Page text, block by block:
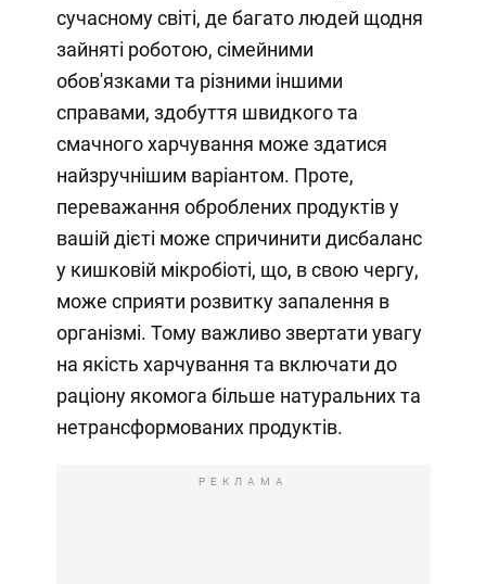
сучасному світі, де багато людей щодня
зайняті роботою, сімейними
обов'язками та різними іншими
справами, здобуття швидкого та
смачного харчування може здатися
найзручнішим варіантом. Проте,
переважання оброблених продуктів у
вашій дієті може спричинити дисбаланс
у кишковій мікробіоті, що, в свою чергу,
може сприяти розвитку запалення в
організмі. Тому важливо звертати увагу
на якість харчування та включати до
раціону якомога більше натуральних та
нетрансформованих продуктів.
РЕКЛАМА